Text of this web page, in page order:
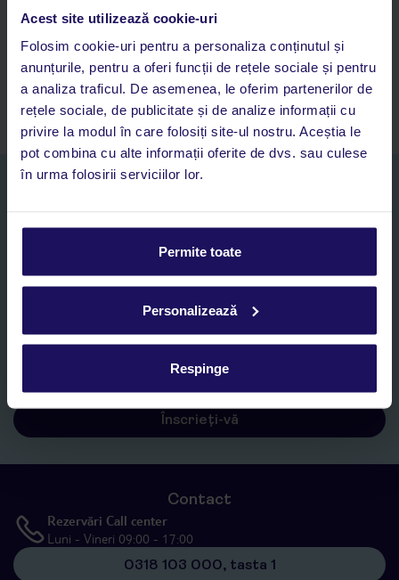
Acest site utilizează cookie-uri
Folosim cookie-uri pentru a personaliza conținutul și
anunțurile, pentru a oferi funcții de rețele sociale și pentru
a analiza traficul. De asemenea, le oferim partenerilor de
rețele sociale, de publicitate și de analize informații cu
privire la modul în care folosiți site-ul nostru. Aceștia le
pot combina cu alte informații oferite de dvs. sau culese
în urma folosirii serviciilor lor.
Permite toate
Personalizează
Respinge
Adaugi la favorite vacanțele care îți plac și revii oricând la ele
Acces la rezervările curente pentru vacanțe și hoteluri, într-o
singură aplicație
Asistență 24/7 prin chat, pe toată durata vacanței
Abonați-vă la newsletter
Sunt de acord cu prelucrarea datelor mele personale de către TUI
Romania SRL în scopuri de marketing, în cadrul și în scopul
, prin mijloace electronice de comunicare (e-mail),
inclusiv utilizarea așa-numitelor sisteme de apelare automată.
Înscrieți-vă
Contact
Rezervări Call center
Luni - Vineri 09:00 - 17:00
0318 103 000, tasta 1